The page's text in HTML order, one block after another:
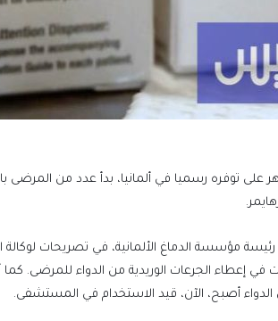
على توفره رسميا في ألمانيا، بدأ عدد من المرضى
مؤسسة الدماغ الألمانية، في تصريحات
في إعطاء الجرعات الوريدية من الدواء للمرضى.
الدواء أصبح، الآن، قيد الاستخدام في المستشفى.